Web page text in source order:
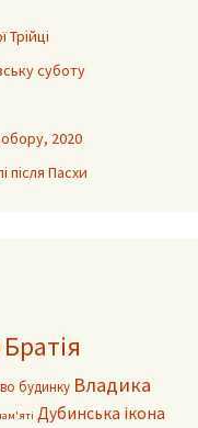
суботу
2020
після Пасхи
Братія
будинку Владика
Дубинська ікона